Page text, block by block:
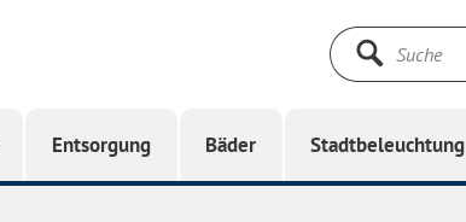
Suche
Entsorgung Bäder Stadtbeleuchtung